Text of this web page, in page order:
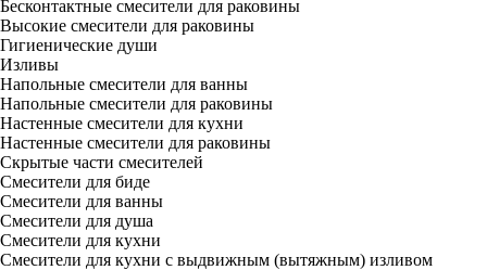
Бесконтактные смесители для раковины
Высокие смесители для раковины
Гигиенические души
Изливы
Напольные смесители для ванны
Напольные смесители для раковины
Настенные смесители для кухни
Настенные смесители для раковины
Скрытые части смесителей
Смесители для биде
Смесители для ванны
Смесители для душа
Смесители для кухни
Смесители для кухни с выдвижным (вытяжным) изливом